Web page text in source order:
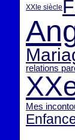
XXIe siècle
relations
Mes